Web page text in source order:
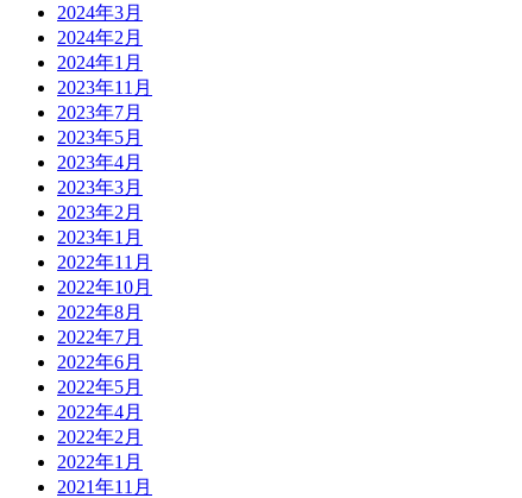
2024年3月
2024年2月
2024年1月
2023年11月
2023年7月
2023年5月
2023年4月
2023年3月
2023年2月
2023年1月
2022年11月
2022年10月
2022年8月
2022年7月
2022年6月
2022年5月
2022年4月
2022年2月
2022年1月
2021年11月